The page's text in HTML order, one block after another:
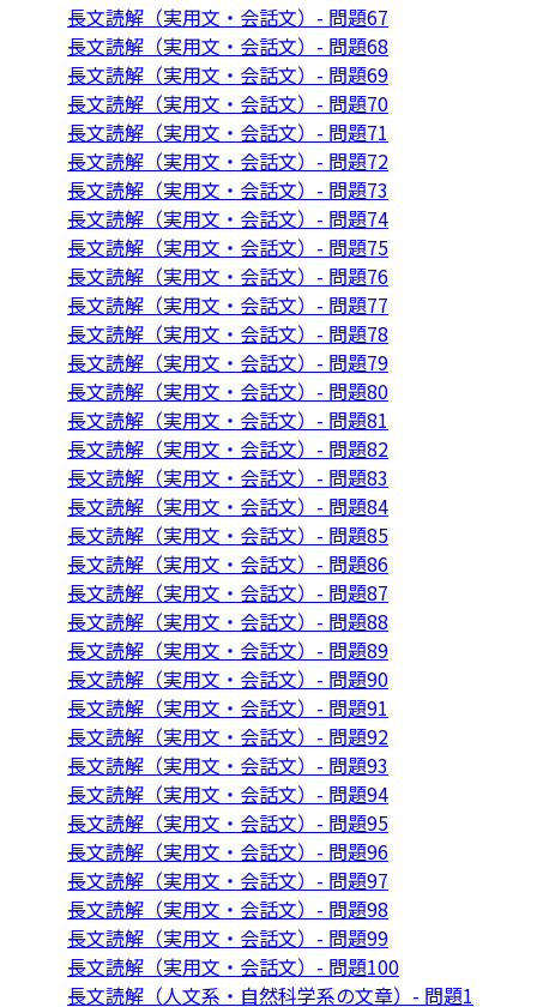
長文読解（実用文・会話文）- 問題67
長文読解（実用文・会話文）- 問題68
長文読解（実用文・会話文）- 問題69
長文読解（実用文・会話文）- 問題70
長文読解（実用文・会話文）- 問題71
長文読解（実用文・会話文）- 問題72
長文読解（実用文・会話文）- 問題73
長文読解（実用文・会話文）- 問題74
長文読解（実用文・会話文）- 問題75
長文読解（実用文・会話文）- 問題76
長文読解（実用文・会話文）- 問題77
長文読解（実用文・会話文）- 問題78
長文読解（実用文・会話文）- 問題79
長文読解（実用文・会話文）- 問題80
長文読解（実用文・会話文）- 問題81
長文読解（実用文・会話文）- 問題82
長文読解（実用文・会話文）- 問題83
長文読解（実用文・会話文）- 問題84
長文読解（実用文・会話文）- 問題85
長文読解（実用文・会話文）- 問題86
長文読解（実用文・会話文）- 問題87
長文読解（実用文・会話文）- 問題88
長文読解（実用文・会話文）- 問題89
長文読解（実用文・会話文）- 問題90
長文読解（実用文・会話文）- 問題91
長文読解（実用文・会話文）- 問題92
長文読解（実用文・会話文）- 問題93
長文読解（実用文・会話文）- 問題94
長文読解（実用文・会話文）- 問題95
長文読解（実用文・会話文）- 問題96
長文読解（実用文・会話文）- 問題97
長文読解（実用文・会話文）- 問題98
長文読解（実用文・会話文）- 問題99
長文読解（実用文・会話文）- 問題100
長文読解（人文系・自然科学系の文章）- 問題1